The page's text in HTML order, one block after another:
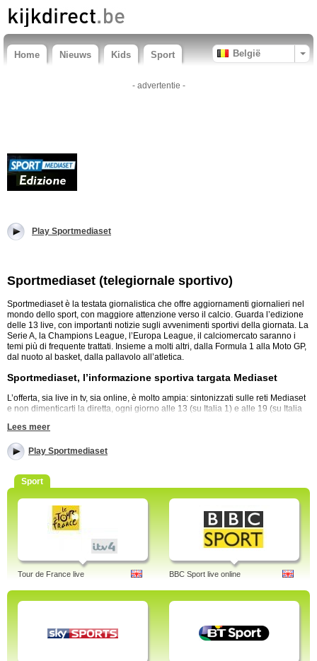
Home Nieuws Kids Sport België
- advertentie -
Play Sportmediaset
Sportmediaset (telegiornale sportivo)
Sportmediaset è la testata giornalistica che offre aggiornamenti giornalieri nel
mondo dello sport, con maggiore attenzione verso il calcio. Guarda l’edizione
delle 13 live, con importanti notizie sugli avvenimenti sportivi della giornata. La
Serie A, la Champions League, l’Europa League, il calciomercato saranno i
temi più di frequente trattati. Insieme a molti altri, dalla Formula 1 alla Moto GP,
dal nuoto al basket, dalla pallavolo all’atletica.
Sportmediaset, l’informazione sportiva targata Mediaset
L’offerta, sia live in tv, sia online, è molto ampia: sintonizzati sulle reti Mediaset
e non dimenticarti la diretta, ogni giorno alle 13 (su Italia 1) e alle 19 (su Italia
online.Sport Mediaset è la testata giornalistica che realizza i servizi sportivi
trasmessi all'interno dei notiziari delle reti Mediaset. La testata giornalistica è
nata nel 1992 sotto il nome di Redazione Sportiva R.T.I., per poi diventare
del telegiornale sportivo in onda dal lunedì al sabato, sia su Italia 1 che Italia 2.
Potrete visualizzare qui il notiziario a cura di Sport Mediaset.
Sportmediaset, telegiornale sportivo - Video Mediaset.
Tags: sportmediaset, formazioni, video, gossip, f1, fotogallery, mercato, pagelle,
motogp, fotogallery hot
Lees meer
Play Sportmediaset
Sport
Tour de France live BBC Sport live online